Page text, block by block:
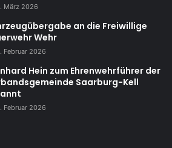
März 2026
an die Freiwillige
Wehr
Februar 2026
Hein zum Ehrenwehrführer der
Saarburg-Kell
Februar 2026